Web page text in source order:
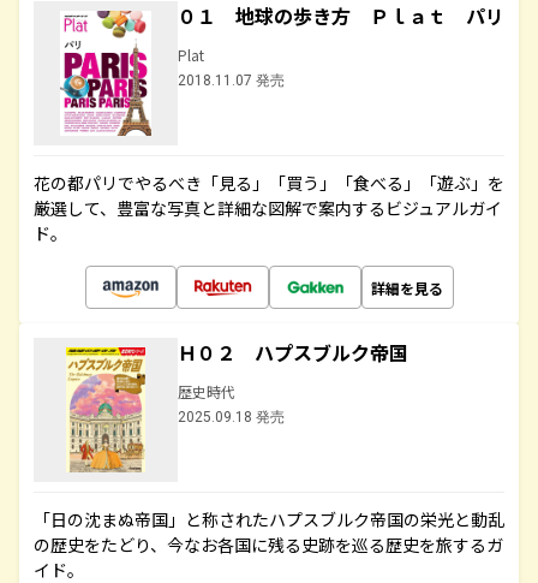
０１ 地球の歩き方 Ｐｌａｔ パリ
Plat
2018.11.07 発売
花の都パリでやるべき「見る」「買う」「食べる」「遊ぶ」を
厳選して、豊富な写真と詳細な図解で案内するビジュアルガイ
ド。
詳細を見る
Ｈ０２ ハプスブルク帝国
歴史時代
2025.09.18 発売
「日の沈まぬ帝国」と称されたハプスブルク帝国の栄光と動乱
の歴史をたどり、今なお各国に残る史跡を巡る歴史を旅するガ
イド。